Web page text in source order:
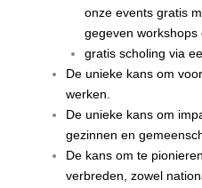
onze events gratis
gegeven
gratis scholing via
De unieke kans om
werken.
De unieke kans om
gezinnen en
De kans om te
verbreden, zowel